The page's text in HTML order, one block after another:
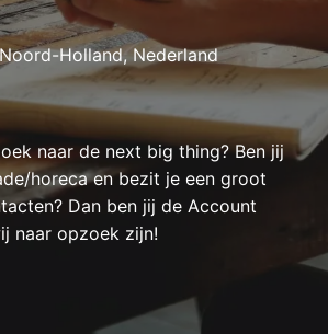
Noord-Holland, Nederland
naar de next big thing? Ben jij
horeca en bezit je een groot
Dan ben jij de Account
naar opzoek zijn!